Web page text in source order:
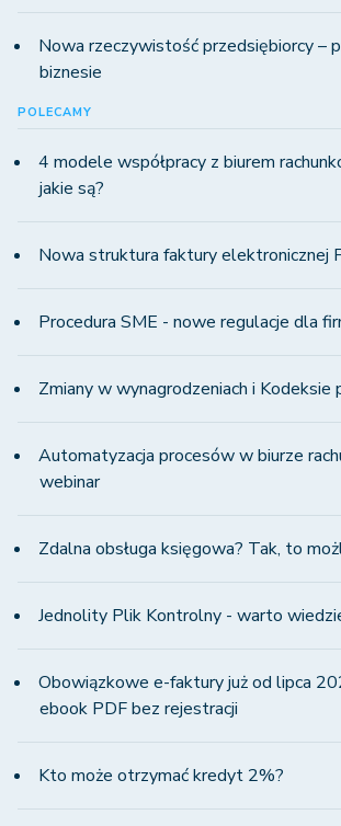
Nowa rzeczywistość przedsiębiorcy –
biznesie
POLECAMY
4 modele współpracy z biurem
jakie są?
Nowa struktura faktury elektronicznej
Procedura SME - nowe regulacje dla
Zmiany w wynagrodzeniach i Kodeksie
Automatyzacja procesów w biurze
webinar
Zdalna obsługa księgowa? Tak, to
Jednolity Plik Kontrolny - warto
Obowiązkowe e-faktury już od lipca
ebook PDF bez rejestracji
Kto może otrzymać kredyt 2%?